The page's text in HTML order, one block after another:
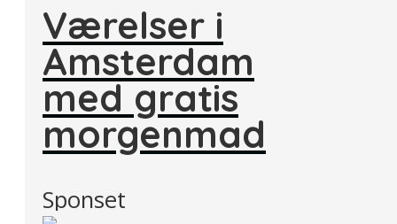
Værelser i
Amsterdam
med gratis
morgenmad
Sponset